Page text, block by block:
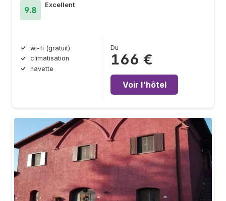
9.8
Excellent
wi-fi (gratuit)
climatisation
navette
Du
166 €
Voir l'hôtel